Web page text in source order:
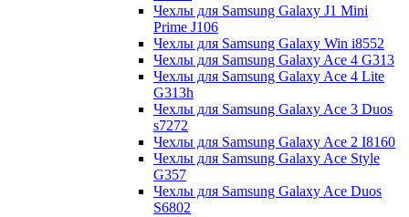
Чехлы для Samsung Galaxy J1 Mini
Prime J106
Чехлы для Samsung Galaxy Win i8552
Чехлы для Samsung Galaxy Ace 4 G313
Чехлы для Samsung Galaxy Ace 4 Lite
G313h
Чехлы для Samsung Galaxy Ace 3 Duos
s7272
Чехлы для Samsung Galaxy Ace 2 I8160
Чехлы для Samsung Galaxy Ace Style
G357
Чехлы для Samsung Galaxy Ace Duos
S6802